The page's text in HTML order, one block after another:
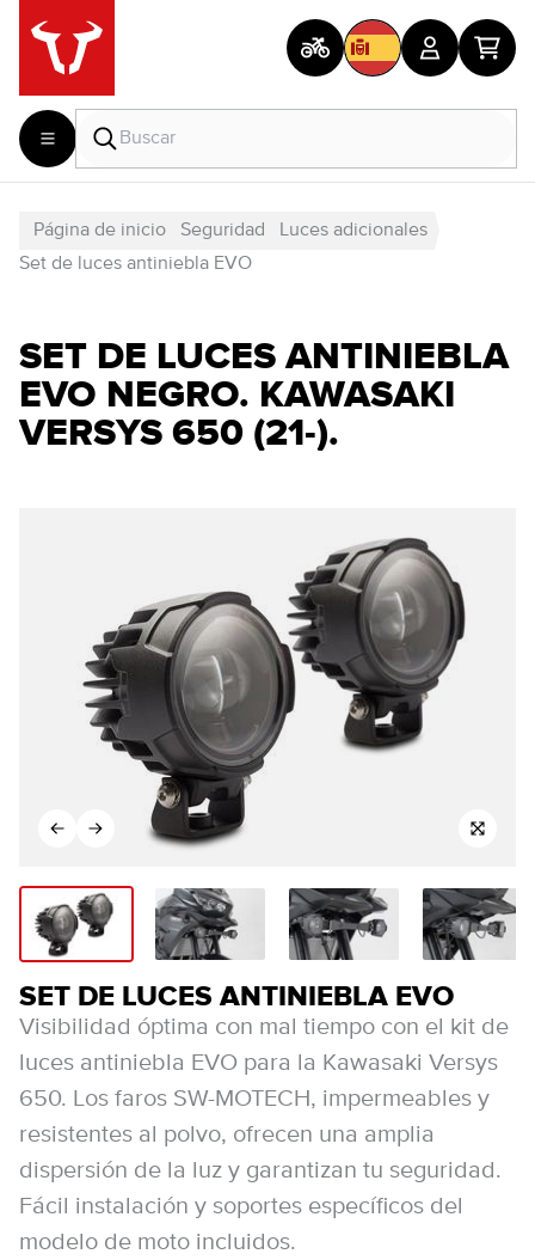
Página de inicio Seguridad
Luces adicionales
Set de luces antiniebla EVO
SET DE LUCES ANTINIEBLA
EVO NEGRO. KAWASAKI
VERSYS 650 (21-).
SET DE LUCES ANTINIEBLA EVO
Visibilidad óptima con mal tiempo con el kit de
luces antiniebla EVO para la Kawasaki Versys
650. Los faros SW-MOTECH, impermeables y
resistentes al polvo, ofrecen una amplia
dispersión de la luz y garantizan tu seguridad.
Fácil instalación y soportes específicos del
modelo de moto incluidos.